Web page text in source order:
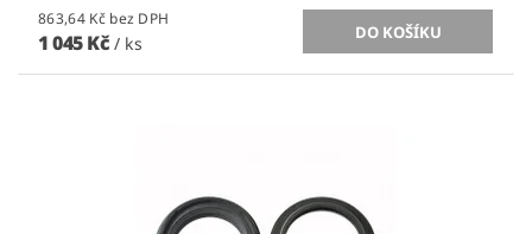
863,64 Kč bez DPH
1 045 Kč / ks